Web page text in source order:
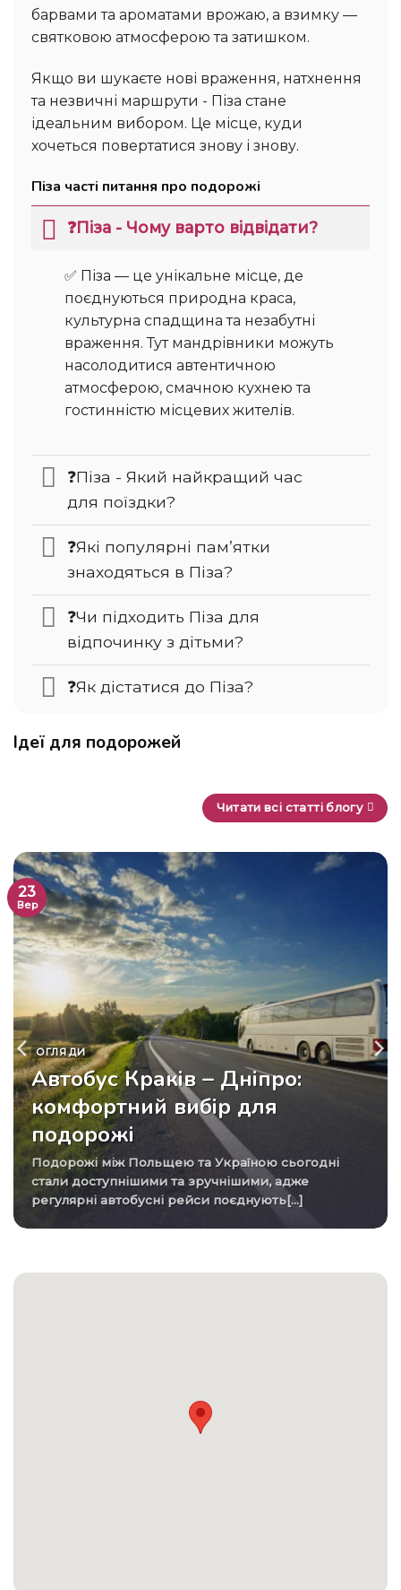
барвами та ароматами врожаю, а взимку —
святковою атмосферою та затишком.
Якщо ви шукаєте нові враження, натхнення
та незвичні маршрути - Піза стане
ідеальним вибором. Це місце, куди
хочеться повертатися знову і знову.
Піза часті питання про подорожі
❓Піза - Чому варто відвідати?
✅ Піза — це унікальне місце, де
поєднуються природна краса,
культурна спадщина та незабутні
враження. Тут мандрівники можуть
насолодитися автентичною
атмосферою, смачною кухнею та
гостинністю місцевих жителів.
❓Піза - Який найкращий час
для поїздки?
❓Які популярні пам’ятки
знаходяться в Піза?
❓Чи підходить Піза для
відпочинку з дітьми?
❓Як дістатися до Піза?
Ідеї для подорожей
Читати всі статті блогу
ОГЛЯДИ
Автобус Краків – Дніпро:
комфортний вибір для
подорожі
Подорожі між Польщею та Україною сьогодні
стали доступнішими та зручнішими, адже
регулярні автобусні рейси поєднують[...]
23
Вер